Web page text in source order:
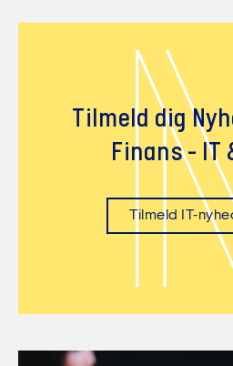
Tilmeld dig
Finans - IT
Tilmeld IT-